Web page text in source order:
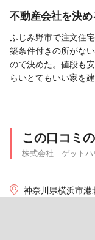
不動産会社を決
ふじみ野市で注文住
築条件付きの所がな
ので決めた。値段も
らいとてもいい家を
この口コミ
株式会社 ゲットハ
神奈川県横浜市港